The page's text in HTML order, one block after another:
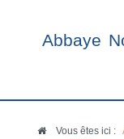
Abbaye
Vous êtes ici :